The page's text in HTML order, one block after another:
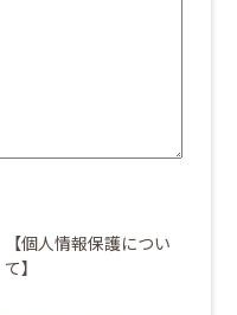
【個人情報保護につい
て】